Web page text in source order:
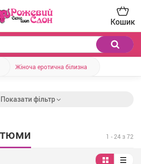
Кошик
Жіноча еротична білизна
Показати фільтр
1 -24з 72